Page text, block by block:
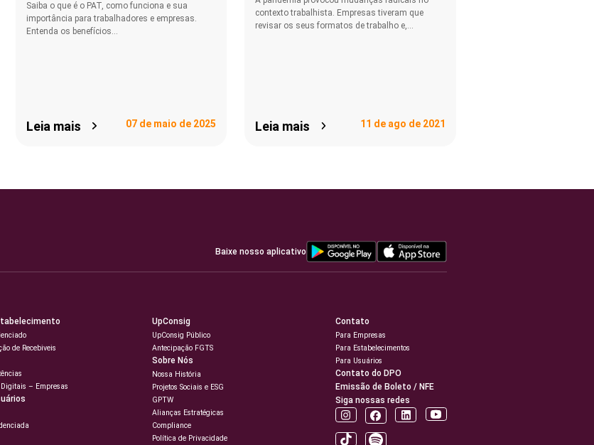
Saiba o que é o PAT, como funciona e sua
importância para trabalhadores e empresas.
Entenda os benefícios…
Leia mais 07 de maio de 2025
contexto trabalhista. Empresas tiveram que
revisar os seus formatos de trabalho e,…
Leia mais 11 de ago de 2021
Baixe nosso aplicativo
de Recebiveis
Digitais – Empresas
UpConsig
UpConsig Público
Antecipação FGTS
Sobre Nós
Nossa História
Projetos Sociais e ESG
GPTW
Alianças Estratégicas
Compliance
Política de Privacidade
Contato
Para Empresas
Para Estabelecimentos
Para Usuários
Contato do DPO
Emissão de Boleto / NFE
Siga nossas redes